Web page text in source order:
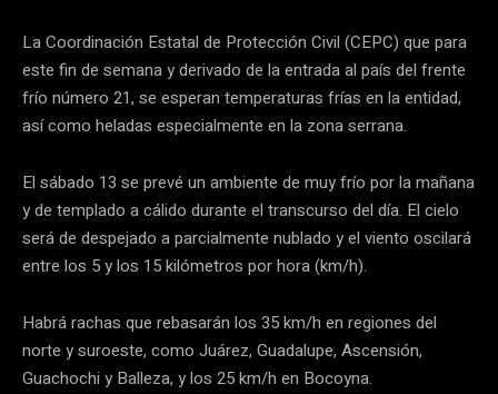
La Coordinación Estatal de Protección Civil (CEPC) que para
este fin de semana y derivado de la entrada al país del frente
frío número 21, se esperan temperaturas frías en la entidad,
así como heladas especialmente en la zona serrana.
El sábado 13 se prevé un ambiente de muy frío por la mañana
y de templado a cálido durante el transcurso del día. El cielo
será de despejado a parcialmente nublado y el viento oscilará
entre los 5 y los 15 kilómetros por hora (km/h).
Habrá rachas que rebasarán los 35 km/h en regiones del
norte y suroeste, como Juárez, Guadalupe, Ascensión,
Guachochi y Balleza, y los 25 km/h en Bocoyna.